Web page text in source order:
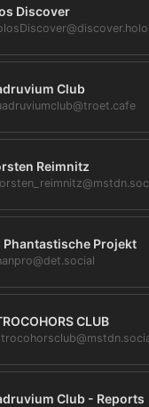
Discover
Club
Reimnitz
Phantastische Projekt
CLUB
Club - Reports